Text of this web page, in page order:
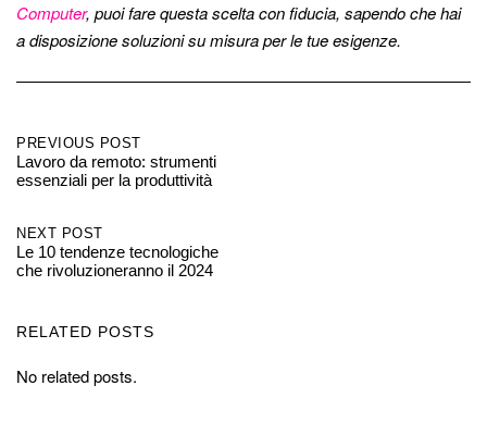
Computer, puoi fare questa scelta con fiducia, sapendo che hai
a disposizione soluzioni su misura per le tue esigenze.
Post
navigation
PREVIOUS POST
Lavoro da remoto: strumenti
essenziali per la produttività
NEXT POST
Le 10 tendenze tecnologiche
che rivoluzioneranno il 2024
RELATED POSTS
No related posts.